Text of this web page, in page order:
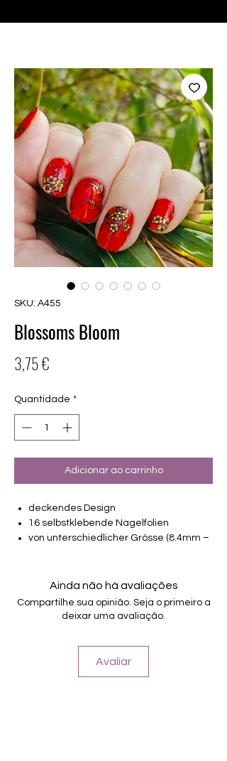
SKU: A455
Blossoms Bloom
3,75 €
Quantidade *
Adicionar ao carrinho
deckendes Design
16 selbstklebende Nagelfolien
von unterschiedlicher Grösse (8.4mm –
Halten bis zu 14 Tage
Farbe: Orange-Rot, Blütenmuster
Ainda não há avaliações
Compartilhe sua opinião. Seja o primeiro a
deixar uma avaliação.
Avaliar